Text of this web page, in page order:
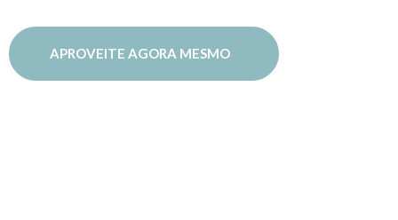
APROVEITE AGORA MESMO